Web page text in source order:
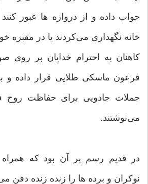
جواب داده و از دروازه ها عبور كنند
خانه نگهداری می‌كردند یا در مقبره
كاهنان به احترام خدایان بر روی
فرعون ماسكی طلایی قرار داده و
جملات جادویی برای حفاظت روح
می‌نوشتند.
در قدیم رسم بر آن بود كه همراه
نوكران و برده ها را زنده زنده دفن